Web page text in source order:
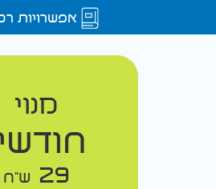
אפשרויות
מנוי
29 ש"ח